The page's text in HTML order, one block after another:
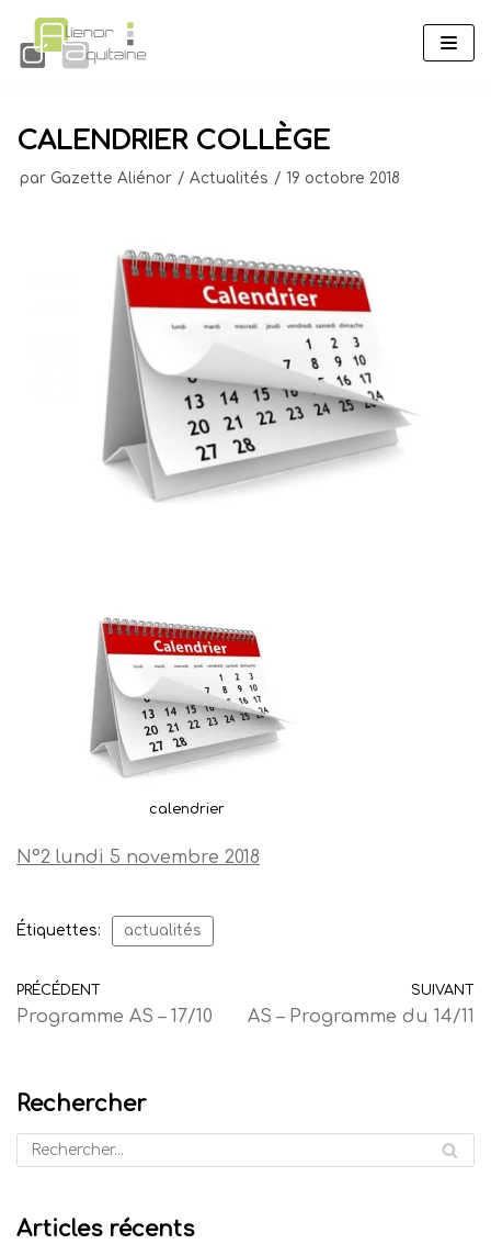
Aller
au
CALENDRIER COLLÈGE
par Gazette Aliénor Actualités 19 octobre 2018
calendrier
N°2 lundi 5 novembre 2018
Étiquettes: actualités
PRÉCÉDENT
Programme AS – 17/10
SUIVANT
AS – Programme du 14/11
Rechercher
Articles récents